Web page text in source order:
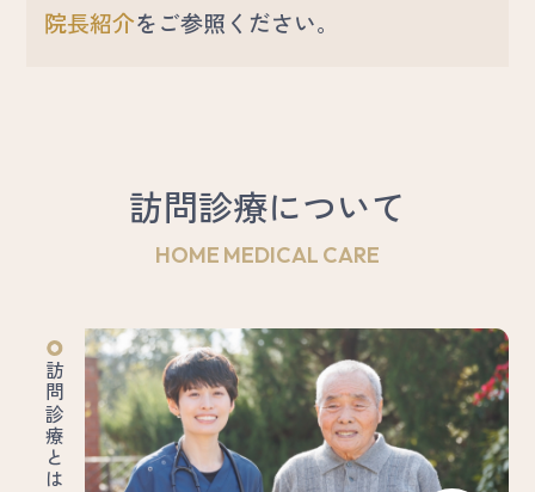
院長紹介をご参照ください。
訪問診療について
HOME MEDICAL CARE
訪問診療とは